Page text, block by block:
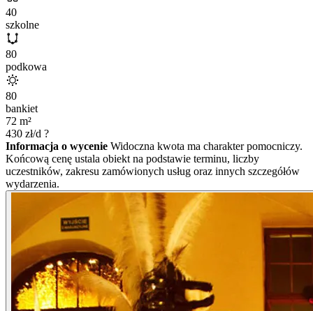
40
szkolne
80
podkowa
80
bankiet
72 m²
430 zł/d ?
Informacja o wycenie Widoczna kwota ma charakter pomocniczy.
Końcową cenę ustala obiekt na podstawie terminu, liczby
uczestników, zakresu zamówionych usług oraz innych szczegółów
wydarzenia.